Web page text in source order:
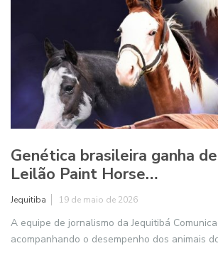
Genética brasileira ganha
Leilão Paint Horse…
Jequitiba 19 de maio de 2026
A equipe de jornalismo da Jequitibá
acompanhando o desempenho dos animais